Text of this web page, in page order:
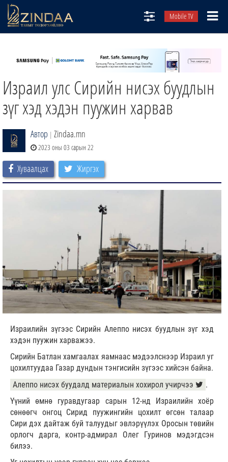
Mobile TV
ТВ8
ӨГЛӨӨНИЙ СОНИН
АУДИО ЗОХИОЛ
ЗИНДАА СЭТГҮҮЛ
Израил улс Сирийн нисэх буудлын
зүг хэд хэдэн пуужин харвав
Автор | Zindaa.mn
2023 оны 03 сарын 22
Хуваалцах Жиргэх
Израилийн зүгээс Сирийн Алеппо нисэх буудлын зүг хэд
хэдэн пуужин харважээ.
Сирийн Батлан хамгаалах яамнаас мэдээлснээр Израил уг
цохилтуудаа Газар дундын тэнгисийн зүгээс хийсэн байна.
Алеппо нисэх буудалд материалын хохирол учирчээ
.
Үүний өмнө гуравдугаар сарын 12-нд Израилийн хоёр
сөнөөгч онгоц Сирид пуужингийн цохилт өгсөн талаар
Сири дэх дайтаж буй талуудыг эвлэрүүлэх Оросын төвийн
орлогч дарга, контр-адмирал Олег Гуринов мэдэгдсэн
билээ.